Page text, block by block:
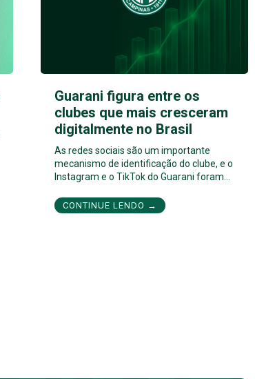
Guarani figura entre os
clubes que mais cresceram
digitalmente no Brasil
As redes sociais são um importante
mecanismo de identificação do clube, e o
Instagram e o TikTok do Guarani foram…
CONTINUE LENDO →